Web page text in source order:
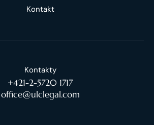
Kontakt
Kontakty
+421-2-5720 1717
office@ulclegal.com